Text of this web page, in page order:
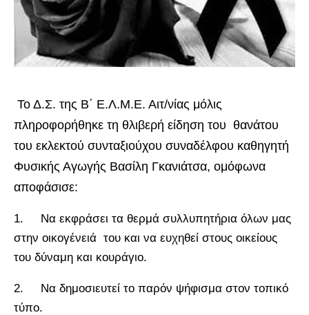
Το Δ.Σ. της Β΄ Ε.Λ.Μ.Ε. Αιτ/νίας μόλις
πληροφορήθηκε τη θλιβερή είδηση του θανάτου
του εκλεκτού συνταξιούχου συναδέλφου καθηγητή
Φυσικής Αγωγής Βασίλη Γκανιάτσα, ομόφωνα
αποφάσισε:
1. Να εκφράσει τα θερμά συλλυπητήρια όλων μας
στην οικογένειά του και να ευχηθεί στους οικείους
του δύναμη και κουράγιο.
2. Να δημοσιευτεί το παρόν ψήφισμα στoν τοπικό
τύπο.